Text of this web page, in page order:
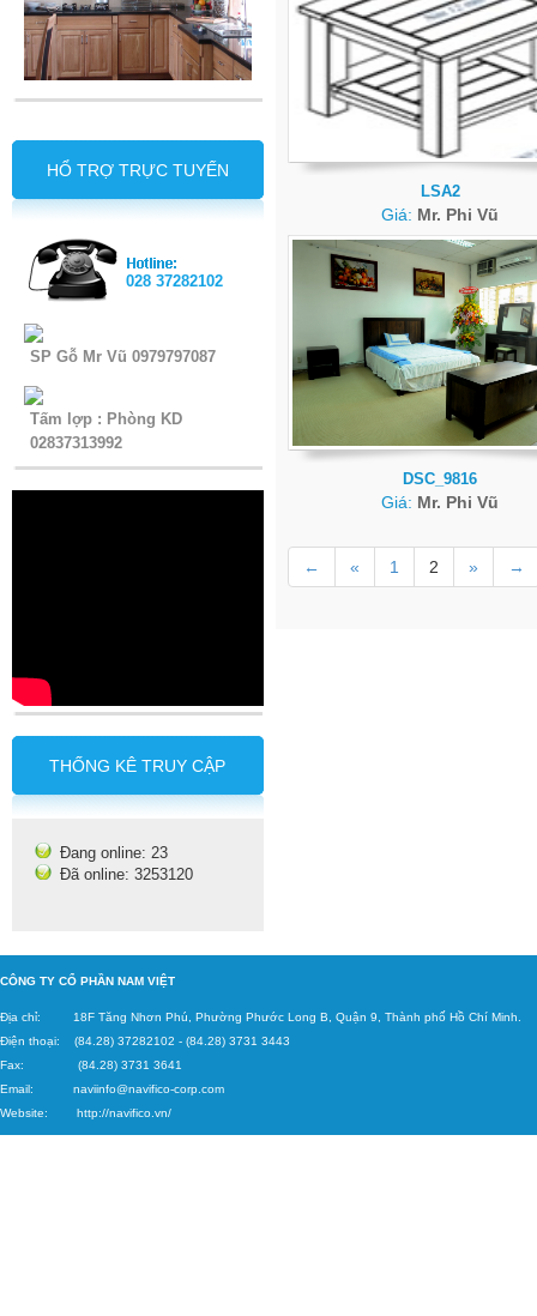
HỔ TRỢ TRỰC TUYẾN
028 37282102
SP Gỗ Mr Vũ 0979797087
Tấm lợp : Phòng KD
02837313992
THỐNG KÊ TRUY CẬP
Đang online: 23
Đã online: 3253120
LSA2
Giá: Mr. Phi Vũ
DSC_9816
Giá: Mr. Phi Vũ
← « 1 2 » →
CÔNG TY CỔ PHẦN NAM VIỆT
Địa chỉ: 18F Tăng Nhơn Phú, Phường Phước Long B, Quận 9, Thành phố Hồ Chí Minh.
Điện thoại: (84.28) 37282102 - (84.28) 3731 3443
Fax: (84.28) 3731 3641
Email: naviinfo@navifico-corp.com
Website: http://navifico.vn/